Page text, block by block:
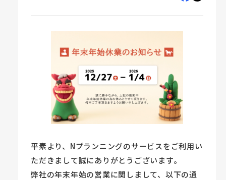
平素より、Nプランニングのサービスをご利用い
ただきまして誠にありがとうございます。
弊社の年末年始の営業に関しまして、以下の通